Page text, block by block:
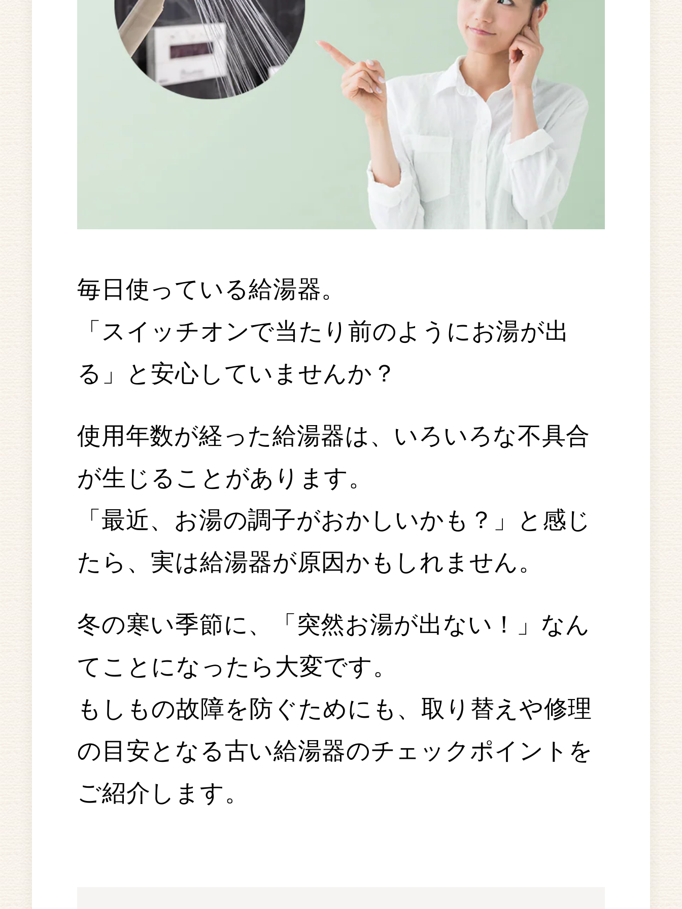
毎日使っている給湯器。
「スイッチオンで当たり前のようにお湯が出
る」と安心していませんか？
使用年数が経った給湯器は、いろいろな不具合
が生じることがあります。
「最近、お湯の調子がおかしいかも？」と感じ
たら、実は給湯器が原因かもしれません。
冬の寒い季節に、「突然お湯が出ない！」なん
てことになったら大変です。
もしもの故障を防ぐためにも、取り替えや修理
の目安となる古い給湯器のチェックポイントを
ご紹介します。